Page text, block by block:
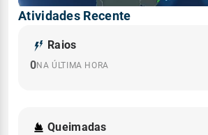
Atividades Recente
Raios
0NA ÚLTIMA HORA
Queimadas